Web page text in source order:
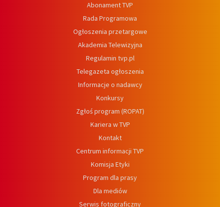
Abonament TVP
Rada Programowa
Ogłoszenia przetargowe
Akademia Telewizyjna
Regulamin tvp.pl
Telegazeta ogłoszenia
Informacje o nadawcy
Konkursy
Zgłoś program (ROPAT)
Kariera w TVP
Kontakt
Centrum informacji TVP
Komisja Etyki
Program dla prasy
Dla mediów
Serwis fotograficzny